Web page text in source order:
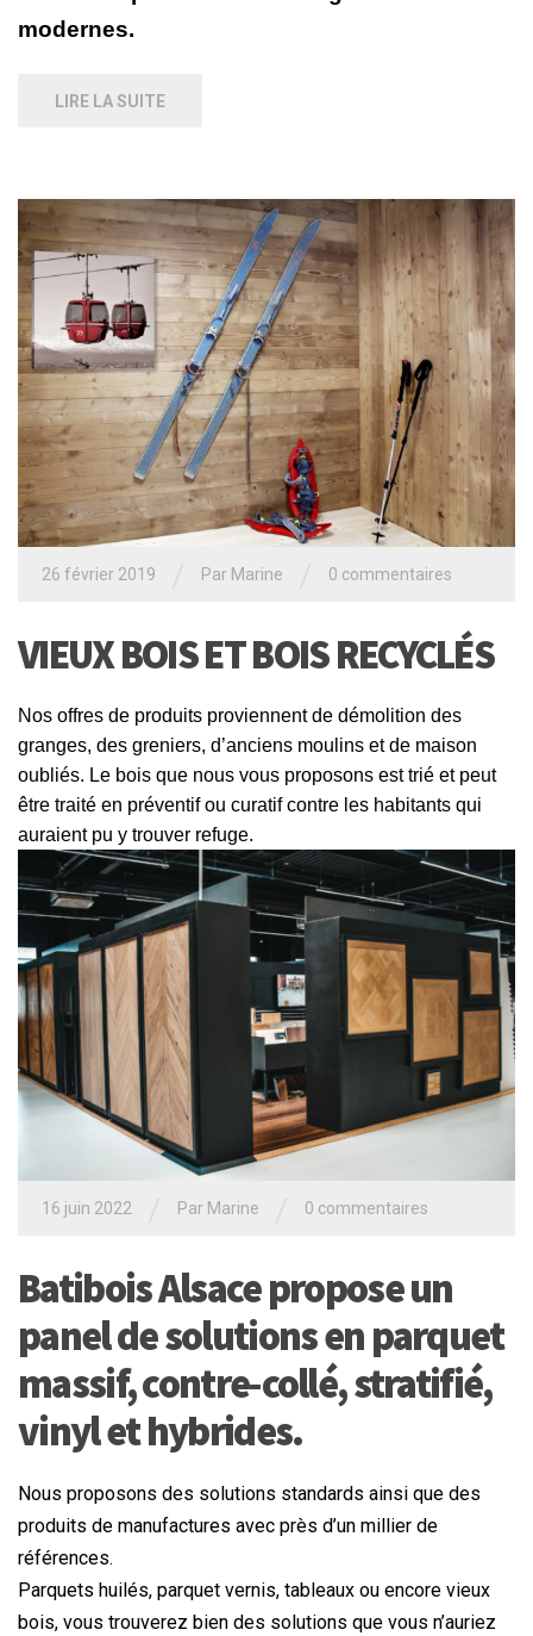
modernes.
LIRE LA SUITE
26 février 2019 Par Marine 0 commentaires
VIEUX BOIS ET BOIS RECYCLÉS
Nos offres de produits proviennent de démolition des
granges, des greniers, d’anciens moulins et de maison
oubliés. Le bois que nous vous proposons est trié et peut
être traité en préventif ou curatif contre les habitants qui
auraient pu y trouver refuge.
16 juin 2022 Par Marine 0 commentaires
Batibois Alsace propose un
panel de solutions en parquet
massif, contre-collé, stratifié,
vinyl et hybrides.
Nous proposons des solutions standards ainsi que des
produits de manufactures avec près d’un millier de
références.
Parquets huilés, parquet vernis, tableaux ou encore vieux
bois, vous trouverez bien des solutions que vous n’auriez